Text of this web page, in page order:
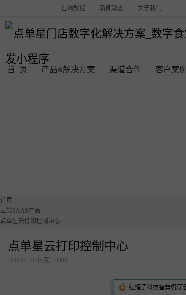
在线教程 新闻动态 关于我们
首 页 产品&解决方案 渠道合作 客户案例
首页
云端SAAS产品
点单星云打印控制中心
点单星云打印控制中心
2019-07-28 热度：8390